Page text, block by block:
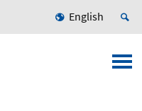
English